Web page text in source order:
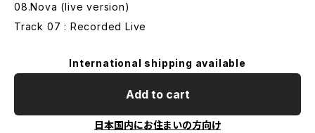
08.Nova (live version)
Track 07 : Recorded Live
International shipping available
Add to cart
日本国内にお住まいの方向け